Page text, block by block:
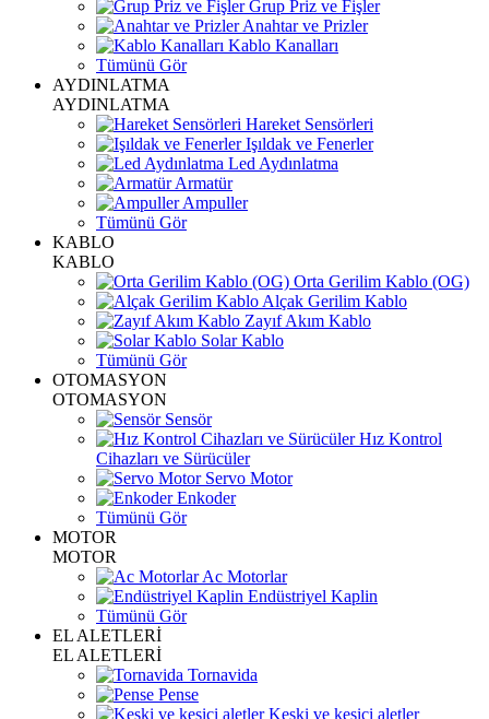
Grup Priz ve Fişler
Anahtar ve Prizler
Kablo Kanalları
Tümünü Gör
AYDINLATMA
AYDINLATMA
Hareket Sensörleri
Işıldak ve Fenerler
Led Aydınlatma
Armatür
Ampuller
Tümünü Gör
KABLO
KABLO
Orta Gerilim Kablo (OG)
Alçak Gerilim Kablo
Zayıf Akım Kablo
Solar Kablo
Tümünü Gör
OTOMASYON
OTOMASYON
Sensör
Hız Kontrol
Cihazları ve Sürücüler
Servo Motor
Enkoder
Tümünü Gör
MOTOR
MOTOR
Ac Motorlar
Endüstriyel Kaplin
Tümünü Gör
EL ALETLERİ
EL ALETLERİ
Tornavida
Pense
Keski ve kesici aletler